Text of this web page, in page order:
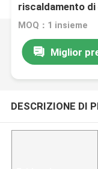
riscaldamento
MOQ：1 insieme
Miglior
DESCRIZIONE DI